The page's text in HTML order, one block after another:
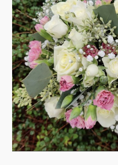
GAVEKORT
GALLERI
OM CARLA BLOMSTER